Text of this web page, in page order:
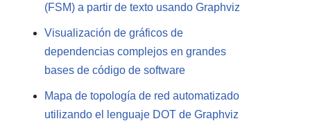
(FSM) a partir de texto usando Graphviz
Visualización de gráficos de
dependencias complejos en grandes
bases de código de software
Mapa de topología de red automatizado
utilizando el lenguaje DOT de Graphviz